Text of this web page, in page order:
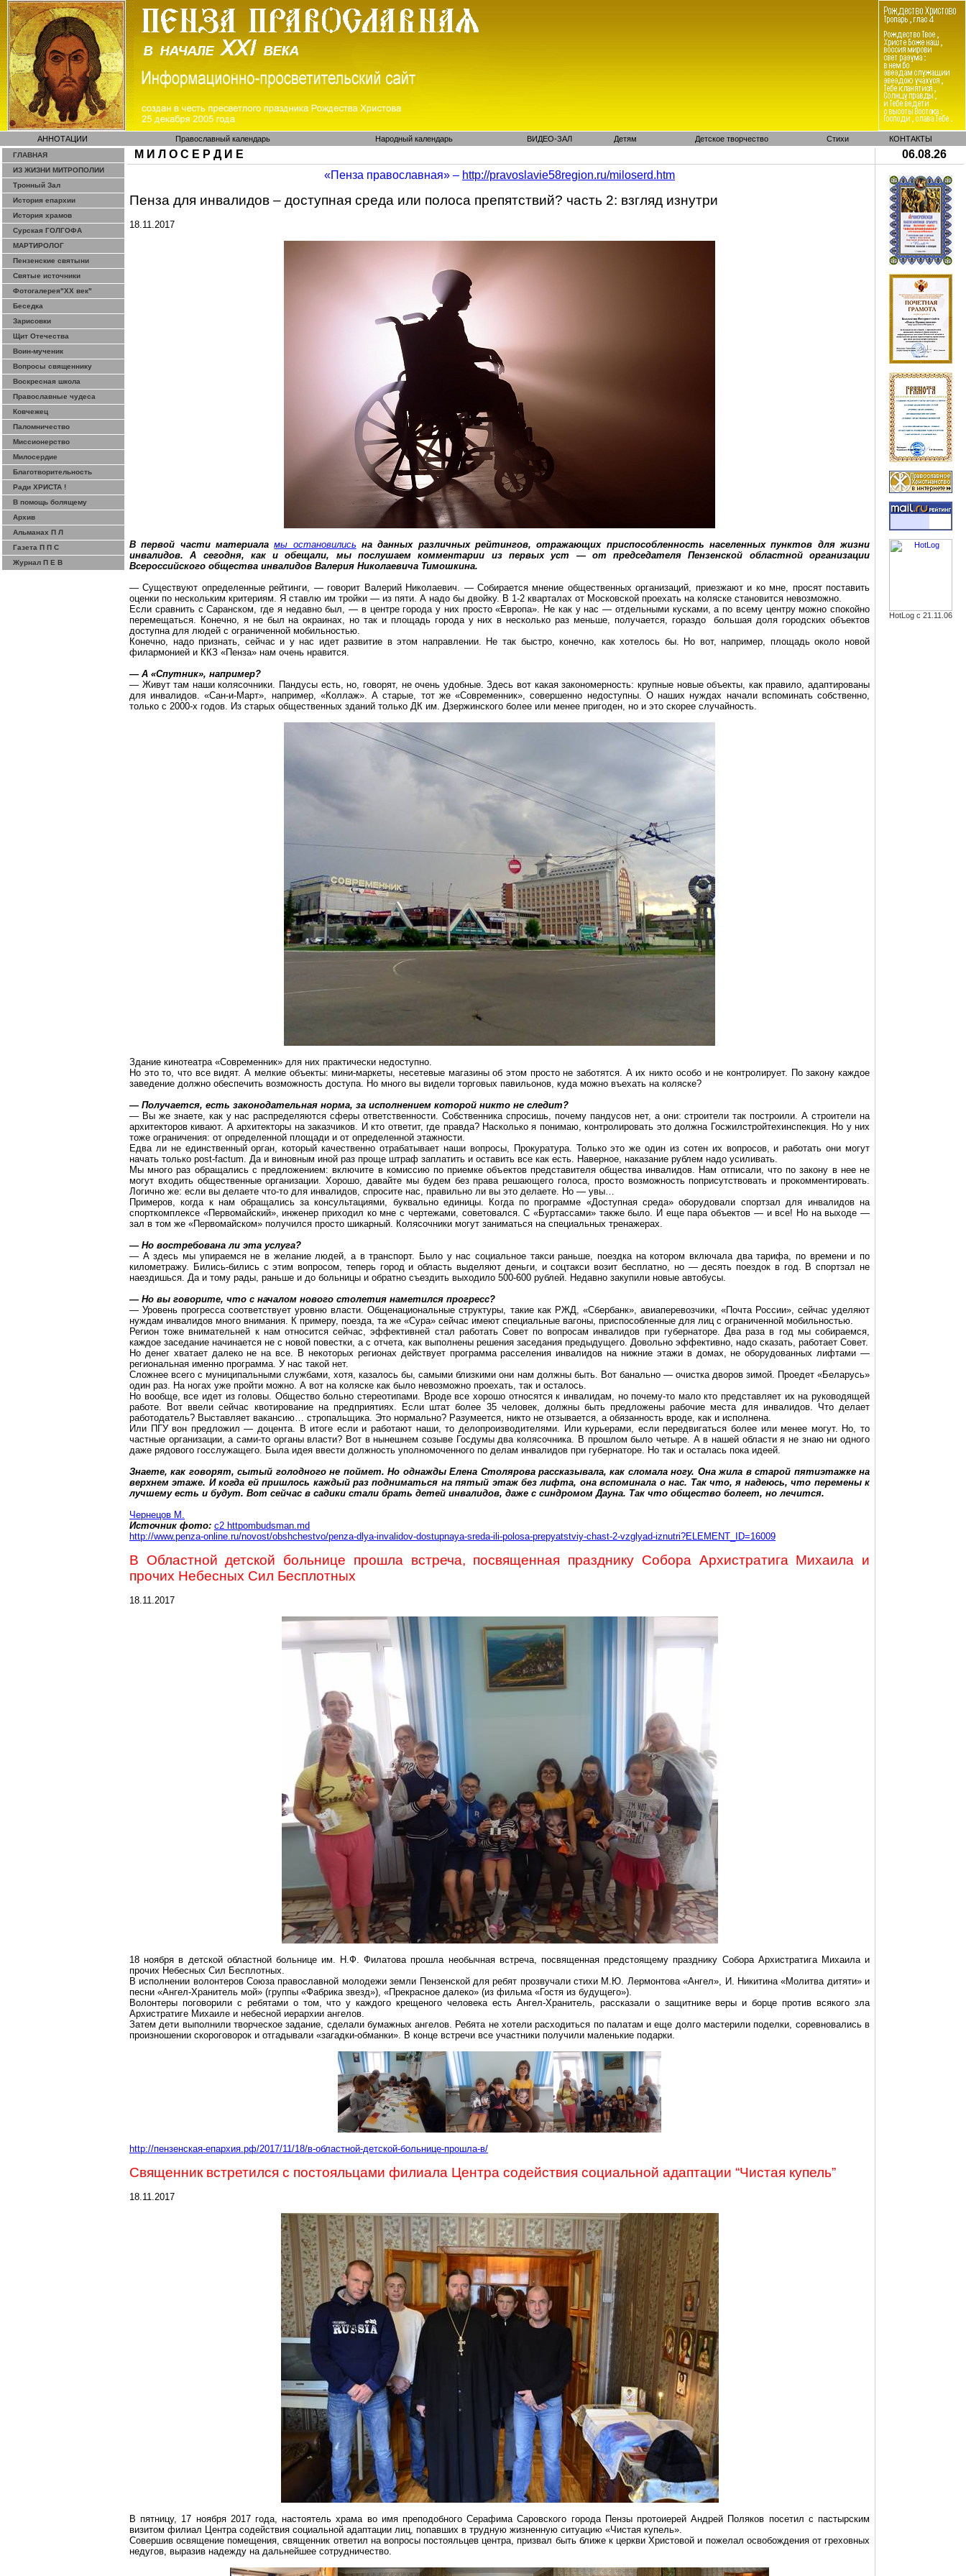
АННОТАЦИИ Православный календарь Народный календарь ВИДЕО-ЗАЛ Детям Детское творчество Стихи КОНТАКТЫ
ГЛАВНАЯ
ИЗ ЖИЗНИ МИТРОПОЛИИ
Тронный Зал
История епархии
История храмов
Сурская ГОЛГОФА
МАРТИРОЛОГ
Пензенские святыни
Святые источники
Фотогалерея"ХХ век"
Беседка
Зарисовки
Щит Отечества
Воин-мученик
Вопросы священнику
Воскресная школа
Православные чудеса
Ковчежец
Паломничество
Миссионерство
Милосердие
Благотворительность
Ради ХРИСТА !
В помощь болящему
Архив
Альманах П Л
Газета П П С
Журнал П Е В
М И Л О С Е Р Д И Е
06.08.26
«Пенза православная» – http://pravoslavie58region.ru/miloserd.htm
Пенза для инвалидов – доступная среда или полоса препятствий? часть 2: взгляд изнутри
18.11.2017
В первой части материаламы остановились на данных различных рейтингов, отражающих приспособленность населенных пунктов для жизни
инвалидов. А сегодня, как и обещали, мы послушаем комментарии из первых уст ― от председателя Пензенской областной организации
Всероссийского общества инвалидов Валерия Николаевича Тимошкина.
— Существуют определенные рейтинги, — говорит Валерий Николаевич. — Собирается мнение общественных организаций, приезжают и ко мне, просят поставить
оценки по нескольким критериям. Я ставлю им тройки — из пяти. А надо бы двойку. В 1-2 кварталах от Московской проехать на коляске становится невозможно.
Если сравнить с Саранском, где я недавно был, — в центре города у них просто «Европа». Не как у нас — отдельными кусками, а по всему центру можно спокойно
перемещаться. Конечно, я не был наокраинах, но так и площадь города у них в несколько раз меньше, получается, гораздо большая доля городских объектов
доступна для людей с ограниченной мобильностью.
Конечно, надо признать, сейчас и у нас идет развитие в этом направлении. Не так быстро, конечно, как хотелось бы. Но вот, например, площадь около новой
филармонией и ККЗ «Пенза» нам очень нравится.
— А «Спутник», например?
— Живут там наши колясочники. Пандусы есть, но, говорят, не очень удобные. Здесь вот какая закономерность: крупные новые объекты, как правило, адаптированы
для инвалидов. «Сан-и-Март», например, «Коллаж». А старые, тот же «Современник», совершенно недоступны. О наших нуждах начали вспоминать собственно,
только с 2000-х годов. Из старых общественных зданий только ДК им. Дзержинского более или менее пригоден, но и это скорее случайность.
Здание кинотеатра «Современник» для них практически недоступно.
Но это то, что все видят. А мелкие объекты:мини-маркеты, несетевые магазины об этом просто не заботятся. А их никто особо и не контролирует. По закону каждое
заведение должно обеспечить возможность доступа. Но много вы видели торговых павильонов, куда можно въехать на коляске?
— Получается, есть законодательная норма, за исполнением которой никто не следит?
— Вы же знаете, как у нас распределяются сферы ответственности. Собственника спросишь, почему пандусов нет, а они: строители так построили. А строители на
архитекторов кивают. А архитекторы на заказчиков. И кто ответит, где правда? Насколько я понимаю, контролировать это должна Госжилстройтехинспекция. Но у них
тоже ограничения: от определенной площади и от определенной этажности.
Едва ли не единственный орган, который качественно отрабатывает наши вопросы, Прокуратура. Только это же один из сотен их вопросов, и работать они могут
начать только post-factum. Да и виновным иной раз проще штраф заплатить и оставить все как есть. Наверное, наказание рублем надо усиливать.
Мы много раз обращались с предложением: включите в комиссию по приемке объектов представителя общества инвалидов. Нам отписали, что по закону в нее не
могут входить общественные организации. Хорошо, давайте мы будем без права решающего голоса, просто возможностьпоприсутствовать и прокомментировать.
Логично же: если вы делаете что-то для инвалидов, спросите нас, правильно ли вы это делаете. Но — увы…
Примеров, когда к нам обращались за консультациями, буквально единицы. Когда по программе «Доступная среда» оборудовали спортзал для инвалидов на
спорткомплексе «Первомайский», инженер приходил ко мне с чертежами, советовался. С «Буртассами» также было. И еще пара объектов — и все! Но навыходе —
зал в том же «Первомайском» получился просто шикарный. Колясочники могут заниматься на специальных тренажерах.
— Но востребована ли эта услуга?
— А здесь мы упираемся не в желание людей, а в транспорт. Было у нас социальное такси раньше, поездка на котором включала два тарифа, по времени и по
километражу. Бились-бились с этим вопросом, теперь город и область выделяют деньги, исоцтакси возит бесплатно, но — десять поездок в год. В спортзал не
наездишься. Да и тому рады, раньше и до больницы и обратно съездить выходило 500-600 рублей. Недавно закупили новые автобусы.
— Но вы говорите, что с началом нового столетия наметился прогресс?
— Уровень прогресса соответствует уровню власти. Общенациональные структуры, такие как РЖД, «Сбербанк», авиаперевозчики, «Почта России», сейчас уделяют
нуждам инвалидов много внимания. К примеру, поезда, та же «Сура» сейчас имеют специальные вагоны, приспособленные для лиц с ограниченной мобильностью.
Регион тоже внимательней к нам относится сейчас, эффективней стал работать Совет по вопросам инвалидов при губернаторе. Два раза в год мы собираемся,
каждое заседание начинается не с новой повестки, а с отчета, как выполнены решения заседания предыдущего. Довольно эффективно, надо сказать, работает Совет.
Но денег хватает далеко не на все. В некоторых регионах действует программа расселения инвалидов на нижние этажи в домах, не оборудованных лифтами —
региональная именно программа. У нас такой нет.
Сложнее всего с муниципальными службами, хотя, казалось бы, самыми близкими они нам должны быть. Вот банально — очистка дворов зимой. Проедет «Беларусь»
один раз. На ногах уже пройти можно. А вот на коляске как было невозможно проехать, так и осталось.
Но вообще, все идет из головы. Общество больно стереотипами. Вроде все хорошо относятся к инвалидам, но почему-то мало кто представляет их на руководящей
работе. Вот ввели сейчас квотирование на предприятиях. Если штат более 35 человек, должны быть предложены рабочие места для инвалидов. Что делает
работодатель? Выставляет вакансию… стропальщика. Это нормально? Разумеется, никто не отзывается, а обязанность вроде, как и исполнена.
Или ПГУ вон предложил — доцента. В итоге если и работают наши, то делопроизводителями. Или курьерами, если передвигаться более или менее могут. Но, то
частные организации, а сами-то органы власти? Вот в нынешнем созыве Госдумы два колясочника. В прошлом было четыре. А в нашей области я не знаю ни одного
даже рядового госслужащего. Была идея ввести должность уполномоченного по делам инвалидов при губернаторе. Но так и осталась пока идеей.
Знаете, как говорят,сытый голодного не поймет. Но однажды Елена Столярова рассказывала, как сломала ногу. Она жила в старой пятиэтажке на
верхнем этаже. И когда ей пришлось каждый раз подниматься на пятый этаж без лифта, она вспоминала о нас. Так что, я надеюсь, что перемены к
лучшему есть и будут. Вот сейчас в садики стали брать детей инвалидов, даже с синдромом Дауна. Так что общество болеет, но лечится.
Чернецов М.
Источник фото: c2 httpombudsman.md
http://www.penza-online.ru/novost/obshchestvo/penza-dlya-invalidov-dostupnaya-sreda-ili-polosa-prepyatstviy-chast-2-vzglyad-iznutri?ELEMENT_ID=16009
В Областной детской больнице прошла встреча, посвященная празднику Собора Архистратига Михаила и
прочих Небесных Сил Бесплотных
18.11.2017
18 ноября в детской областной больнице им. Н.Ф. Филатова прошла необычная встреча, посвященная предстоящему празднику Собора Архистратига Михаила и
прочих Небесных Сил Бесплотных.
В исполнении волонтеров Союза православной молодежи земли Пензенской для ребят прозвучали стихи М.Ю. Лермонтова «Ангел», И. Никитина «Молитва дитяти» и
песни «Ангел-Хранитель мой» (группы «Фабрика звезд»), «Прекрасное далеко» (из фильма «Гостя из будущего»).
Волонтеры поговорили с ребятами о том, что у каждого крещеного человека есть Ангел-Хранитель, рассказали о защитнике веры и борце против всякого зла
Архистратиге Михаиле и небесной иерархии ангелов.
Затем дети выполнили творческое задание, сделали бумажных ангелов. Ребята не хотели расходиться по палатам и еще долго мастерили поделки, соревновались в
произношении скороговорок и отгадывали «загадки-обманки». В конце встречи все участники получили маленькие подарки.
http://пензенская-епархия.рф/2017/11/18/в-областной-детской-больнице-прошла-в/
Священник встретился с постояльцами филиала Центра содействия социальной адаптации “Чистая купель”
18.11.2017
В пятницу, 17 ноября 2017 года, настоятель храма во имя преподобного СерафимаСаровского города Пензы протоиерей Андрей Поляков посетил с пастырским
визитом филиал Центра содействия социальной адаптации лиц, попавших в трудную жизненную ситуацию «Чистая купель».
Совершив освящение помещения, священник ответил на вопросы постояльцев центра, призвал быть ближе к церкви Христовой и пожелал освобождения от греховных
недугов, выразив надежду на дальнейшее сотрудничество.
HotLog с 21.11.06